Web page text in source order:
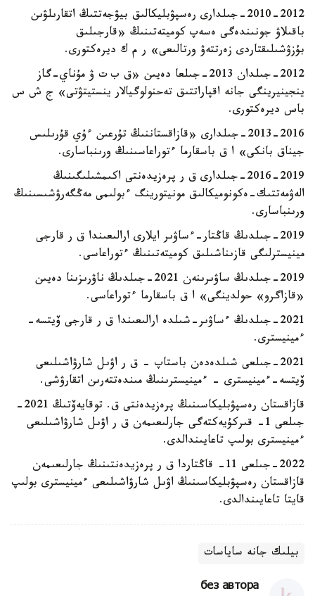
2010-2012-جىلدارى رەسپۋبليكالىق بيۋجەتتىڭ اتقارىلۋىن
باقىلاۋ جونىندەگى ەسەپ كوميتەتىنىڭ «قارجىلىق
بۇزۋشىلىقتاردى زەرتتەۋ ورتالىعى» ر م ك ديرەكتورى.
2012-جىلدان 2013-جىلعا دەيىن «ق ب ت ۋ مۇناي-گاز
ينجينيرينگى جانە اقپاراتتىق تەحنولوگيالار ينستيتۋتى» ج ش س
باس ديرەكتورى.
2013-2016-جىلدارى «قازاقستاننىڭ تۇرعىن ءۇي قۇرىلىس
جيناق بانكى» ا ق باسقارما ءتوراعاسىنىڭ ورىنباسارى.
2016-2019-جىلدارى ق ر پرەزيدەنتى اكىمشىلىگىنىڭ
الەۋمەتتىك-ەكونوميكالىق مونيتورينگ ءبولىمى مەڭگەرۋشىسىنىڭ
ورىنباسارى.
2019-جىلدىڭ قاڭتار-ءساۋىر ايلارى ارالىعىندا ق ر قارجى
مينيسترلىگى قازىناشىلىق كوميتەتىنىڭ ءتوراعاسى.
2019-جىلدىڭ ساۋىرىنەن 2021-جىلدىڭ ناۋرىزىنا دەيىن
«قازاگرو» حولدينگى» ا ق باسقارما ءتوراعاسى.
2021-جىلدىڭ ءساۋىر-شىلدە ارالىعىندا ق ر قارجى ۆيتسە-
ءمينيسترى.
2021-جىلعى شىلدەدەن باستاپ – ق ر اۋىل شارۋاشىلىعى
ۆيتسە-ءمينيسترى - ءمينيسترىنىڭ مىندەتتەرىن اتقارۋشى.
قازاقستان رەسپۋبليكاسىنىڭ پرەزيدەنتى ق. توقايەۆتىڭ 2021-
جىلعى 1- قىركۇيەكتەگى جارلىعىمەن ق ر اۋىل شارۋاشىلىعى
ءمينيسترى بولىپ تاعايىندالدى.
2022-جىلعى 11- قاڭتاردا ق ر پرەزيدەنتىنىڭ جارلىعىمەن
قازاقستان رەسپۋبليكاسىنىڭ اۋىل شارۋاشىلىعى ءمينيسترى بولىپ
قايتا تاعايىندالدى.
بيلىك جانە ساياسات
без автора